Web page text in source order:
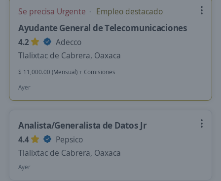
Se precisa Urgente Empleo destacado
Ayudante General de Telecomunicaciones
4.2
Adecco
Tlalixtac de Cabrera, Oaxaca
$ 11,000.00 (Mensual) + Comisiones
Ayer
Analista/Generalista de Datos Jr
4.4
Pepsico
Tlalixtac de Cabrera, Oaxaca
Ayer